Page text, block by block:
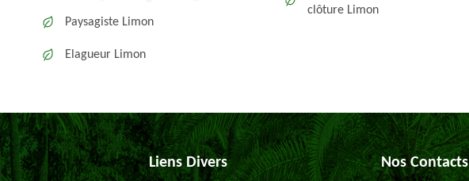
Paysagiste Limon
Elagueur Limon
clôture Limon
Liens Divers Nos Contacts